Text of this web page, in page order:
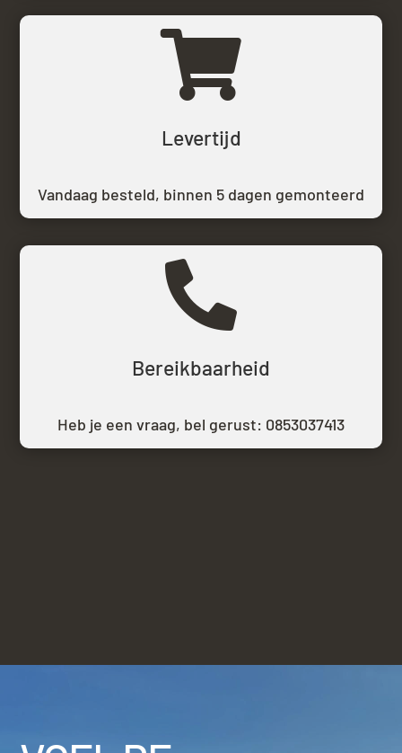

Levertijd
Vandaag besteld, binnen 5 dagen gemonteerd

Bereikbaarheid
Heb je een vraag, bel gerust: 0853037413